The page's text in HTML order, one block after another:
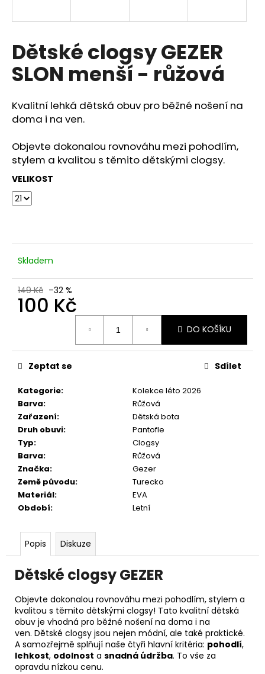
Dětské clogsy GEZER
SLON menší - růžová
Kvalitní lehká dětská obuv pro běžné nošení na
doma i na ven.
Objevte dokonalou rovnováhu mezi pohodlím,
stylem a kvalitou s těmito dětskými clogsy.
VELIKOST
Skladem
149 Kč –32 %
100 Kč
DO KOŠÍKU
Kategorie:
Kolekce léto 2026
Barva:
Růžová
Zařazení:
Dětská bota
Druh obuvi:
Pantofle
Typ:
Clogsy
Barva:
Růžová
Značka:
Gezer
Země původu:
Turecko
Materiál:
EVA
Období: Letní
Zeptat se Sdílet
Popis Diskuze
Dětské clogsy GEZER
Objevte dokonalou rovnováhu mezi pohodlím, stylem a
kvalitou s těmito dětskými clogsy! Tato kvalitní dětská
obuv je vhodná pro běžné nošení na doma i na
ven. Dětské clogsy jsou nejen módní, ale také praktické.
A samozřejmě splňují naše čtyři hlavní kritéria: pohodlí,
lehkost, odolnost a snadná údržba. To vše za
opravdu nízkou cenu.
í
t
?
D
o
r
u
č
u